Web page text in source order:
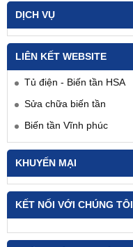
DỊCH VỤ
LIÊN KẾT WEBSITE
Tủ điện - Biến tần HSA
Sửa chữa biến tần
Biến tần Vĩnh phúc
KHUYẾN MẠI
KẾT NỐI VỚI CHÚNG TÔI